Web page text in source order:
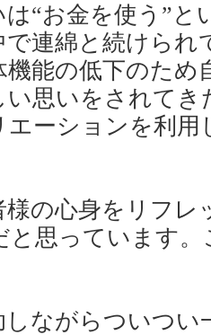
は“お金を使う”
で連綿と続けられ
機能の低下のため
い思いをされて
エーションを利
様の心身をリフ
と思っています
しながらついつい